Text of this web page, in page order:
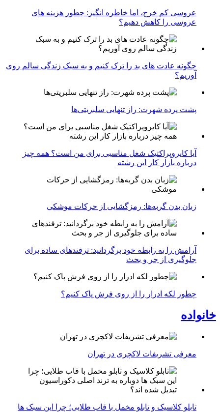
عروسی کم خرج، اما خاطره انگیز: چطور هزینه های
عروسی را کاهش دهیم؟
چگونه عادت‌ های بد را ترک کنیم و به سبک زندگی سالم روی
آوریم؟
پشت پرده شهرت: راز تنهایی سلبریتی‌ها
آیا کایروپراکتیک شغل مناسبی برای من است؟ همه چیز
درباره بازار کار این رشته
زبان بدن گربه‌ها: رمزگشایی از حرکات موشکی
آرامش را به رابطه خود برگردانید: ترفندهای ساده برای
جلوگیری از جر و بحث
چطور لکه ادرار را از روی فرش پاک کنیم؟
خانواده
معرفی تشریفات لاکچری در تهران
تابلو کلاسیک و تابلو مخمل با قاب طلایی؛ چرا این سبک ها